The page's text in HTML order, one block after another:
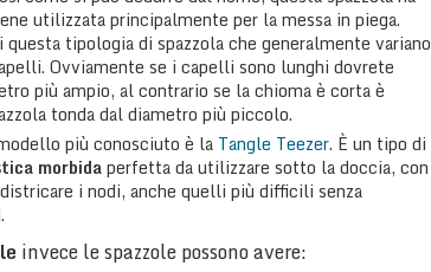
utilizzata principalmente per la messa in piega.
tipologia di spazzola che generalmente variano
Ovviamente se i capelli sono lunghi dovrete
più ampio, al contrario se la chioma è corta è
tonda dal diametro più piccolo.
più conosciuto è la Tangle Teezer. È un tipo di
morbidaperfetta da utilizzare sotto la doccia, con
i nodi, anche quelli più difficili senza
invece le spazzole possono avere: